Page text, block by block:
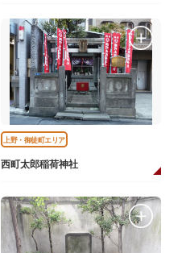
上野・御徒町エリア
西町太郎稲荷神社